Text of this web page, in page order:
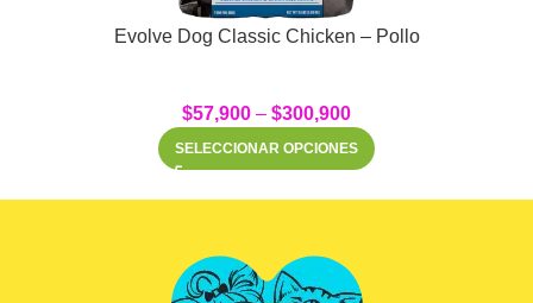
Evolve Dog Classic Chicken – Pollo
$57,900 – $300,900
SELECCIONAR OPCIONES